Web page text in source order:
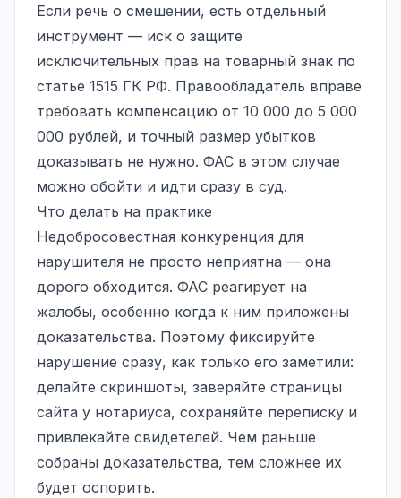
Если речь о смешении, есть отдельный
инструмент — иск о защите
исключительных прав на товарный знак по
статье 1515 ГК РФ. Правообладатель вправе
требовать компенсацию от 10 000 до 5 000
000 рублей, и точный размер убытков
доказывать не нужно. ФАС в этом случае
можно обойти и идти сразу в суд.
Что делать на практике
Недобросовестная конкуренция для
нарушителя не просто неприятна — она
дорого обходится. ФАС реагирует на
жалобы, особенно когда к ним приложены
доказательства. Поэтому фиксируйте
нарушение сразу, как только его заметили:
делайте скриншоты, заверяйте страницы
сайта у нотариуса, сохраняйте переписку и
привлекайте свидетелей. Чем раньше
собраны доказательства, тем сложнее их
будет оспорить.